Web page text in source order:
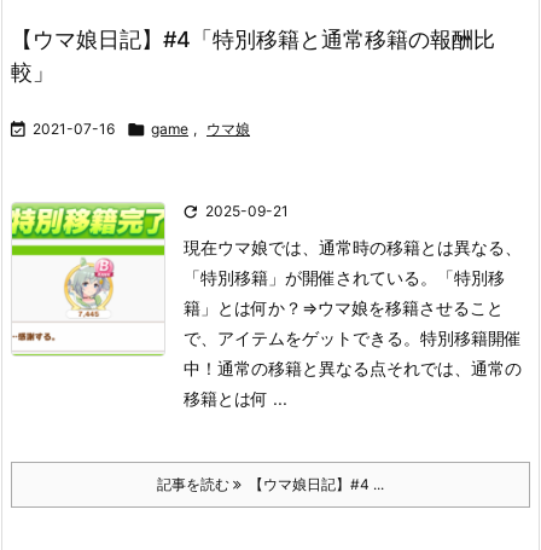
【ウマ娘日記】#4「特別移籍と通常移籍の報酬比
較」
 2021-07-16  game , ウマ娘
 2025-09-21
現在ウマ娘では、通常時の移籍とは異なる、
「特別移籍」が開催されている。
「特別移
籍」とは何か？ ⇒ウマ娘を移籍させること
で、アイテムをゲットできる。 特別移籍開催
中！通常の移籍と異なる点それでは、通常の
移籍とは何 ...
記事を読む 【ウマ娘日記】#4 ...